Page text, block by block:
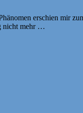
erschien mir
nicht mehr …